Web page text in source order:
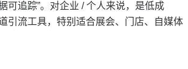
可追踪”。对企业 / 个人来说，是低成
引流工具，特别适合展会、门店、自媒体